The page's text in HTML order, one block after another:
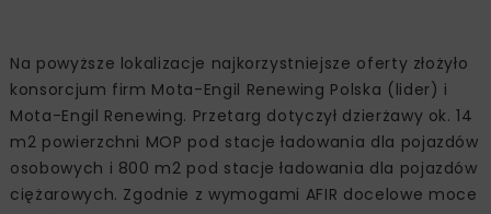
Na powyższe lokalizacje najkorzystniejsze oferty złożyło
konsorcjum firm Mota-Engil Renewing Polska (lider) i
Mota-Engil Renewing. Przetarg dotyczył dzierżawy ok. 14
m2 powierzchni MOP pod stacje ładowania dla pojazdów
osobowych i 800 m2 pod stacje ładowania dla pojazdów
ciężarowych. Zgodnie z wymogami AFIR docelowe moce